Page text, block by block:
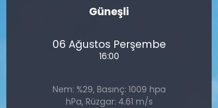
Güneşli
06 Ağustos Perşembe
16:00
Nem: %29, Basınç: 1009 hpa
hPa, Rüzgar: 4.61 m/s